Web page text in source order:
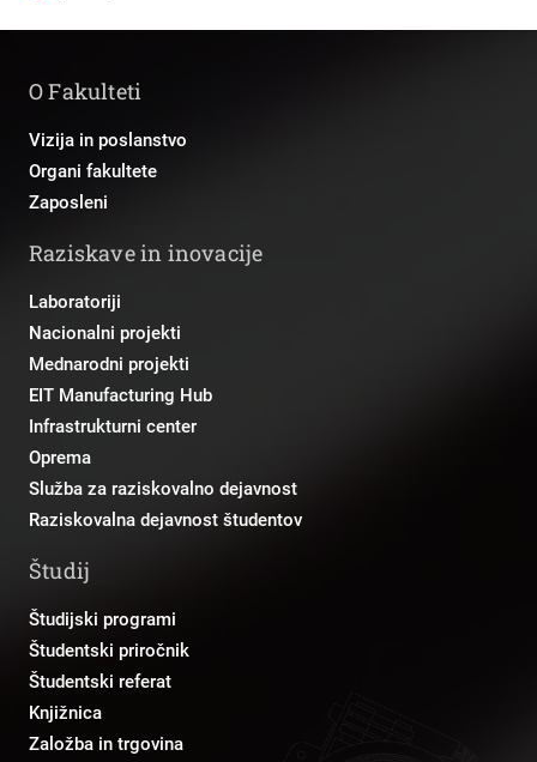
O Fakulteti
Vizija in poslanstvo
Organi fakultete
Zaposleni
Raziskave in inovacije
Laboratoriji
Nacionalni projekti
Mednarodni projekti
EIT Manufacturing Hub
Infrastrukturni center
Oprema
Služba za raziskovalno dejavnost
Raziskovalna dejavnost študentov
Študij
Študijski programi
Študentski priročnik
Študentski referat
Knjižnica
Založba in trgovina